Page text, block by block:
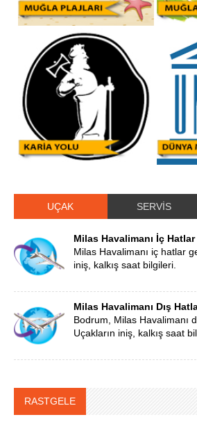
UÇAK SERVİS
Milas Havalimanı İç
Milas Havalimanı iç hatlar
iniş, kalkış saat bilgileri.
Milas Havalimanı Dış
Bodrum, Milas Havalimanı
Uçakların iniş, kalkış saat
RASTGELE